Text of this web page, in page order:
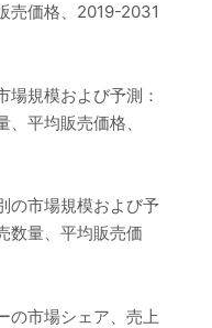
売価格、2019-2031
場規模および予測：
平均販売価格、
の市場規模および予
数量、平均販売価
の市場シェア、売上